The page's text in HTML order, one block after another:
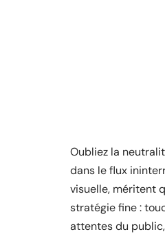
Oubliez la
dans le flux
visuelle, méritent
stratégie fine :
attentes du